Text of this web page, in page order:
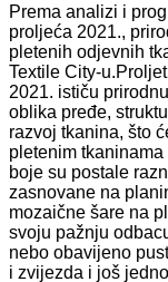
Prema analizi i
proljeća 2021.,
pletenih odjevnih
Textile City-
2021. ističu
oblika pređe,
razvoj tkanina, što
pletenim
boje su postale
zasnovane na
mozaične šare na
svoju pažnju
nebo obavijeno
i zvijezda i još